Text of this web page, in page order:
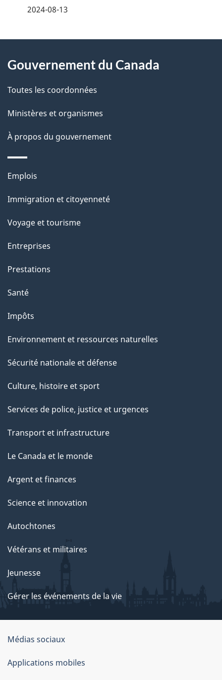
i
l
s
d
e
l
a
p
a
g
e
2024-08-13
propos
de
ce
site
Gouvernement du Canada
Toutes les coordonnées
Ministères et organismes
À propos du gouvernement
Thèmes
sujets
Emplois
Immigration et citoyenneté
Voyage et tourisme
Entreprises
Prestations
Santé
Impôts
Environnement et ressources naturelles
Sécurité nationale et défense
Culture, histoire et sport
Services de police, justice et urgences
Transport et infrastructure
Le Canada et le monde
Argent et finances
Science et innovation
Autochtones
Vétérans et militaires
Jeunesse
Gérer les événements de la vie
Organisation
du
gouvernement
Médias sociaux
Applications mobiles